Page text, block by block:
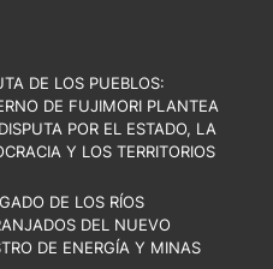
DE LOS PUEBLOS:
DE FUJIMORI PLANTEA
POR EL ESTADO, LA
Y LOS TERRITORIOS
DE LOS RÍOS
DEL NUEVO
DE ENERGÍA Y MINAS